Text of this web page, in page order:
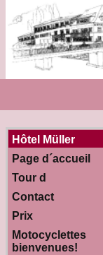
Hôtel Müller
Page d´accueil
Tour d
Contact
Prix
Motocyclettes
bienvenues!